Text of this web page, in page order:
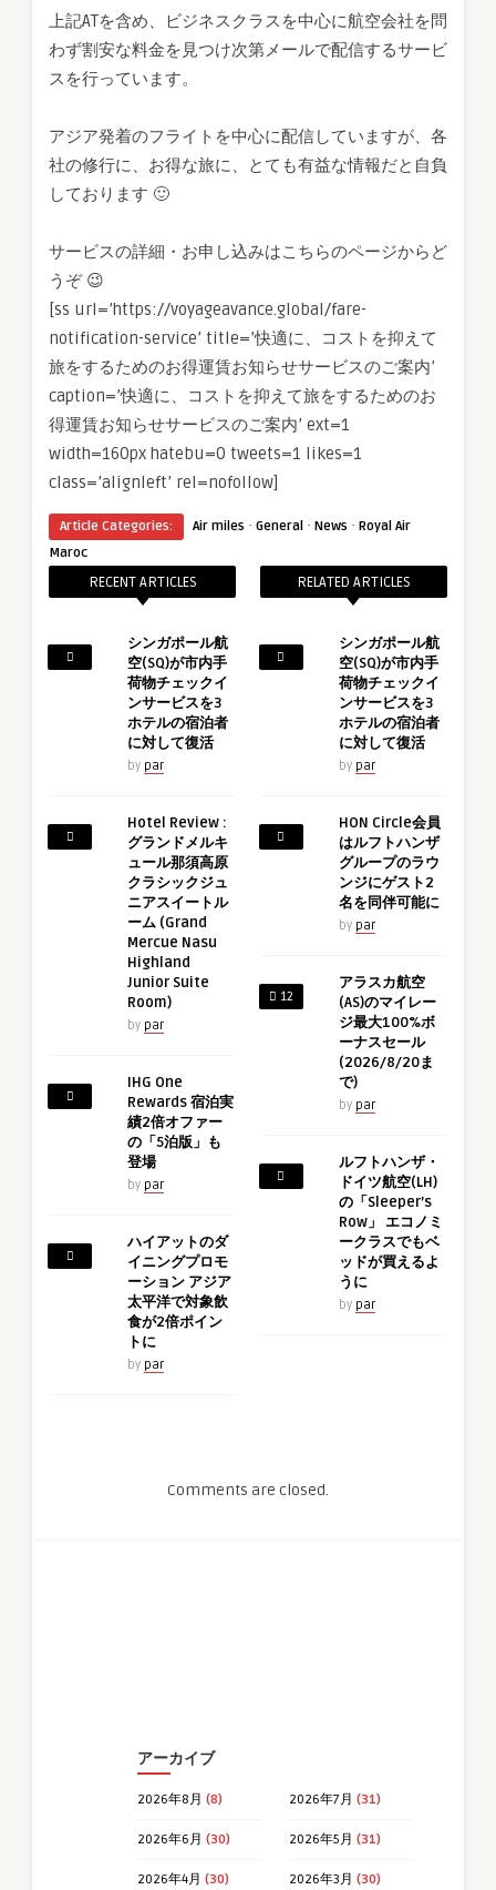
上記ATを含め、ビジネスクラスを中心に航空会社を問
わず割安な料金を見つけ次第メールで配信するサービ
スを行っています。
アジア発着のフライトを中心に配信していますが、各
社の修行に、お得な旅に、とても有益な情報だと自負
しております 🙂
サービスの詳細・お申し込みはこちらのページからど
うぞ 😉
[ss url=’https://voyageavance.global/fare-
notification-service’ title=’快適に、コストを抑えて
旅をするためのお得運賃お知らせサービスのご案内’
caption=’快適に、コストを抑えて旅をするためのお
得運賃お知らせサービスのご案内’ ext=1
width=160px hatebu=0 tweets=1 likes=1
class=’alignleft’ rel=nofollow]
Article Categories: Air miles · General · News · Royal Air
Maroc
RECENT ARTICLES
シンガポール航
空(SQ)が市内手
荷物チェックイ
ンサービスを3
ホテルの宿泊者
に対して復活
by par
Hotel Review :
グランドメルキ
ュール那須高原
クラシックジュ
ニアスイートル
ーム (Grand
Mercue Nasu
Highland
Junior Suite
Room)
by par
IHG One
Rewards 宿泊実
績2倍オファー
の「5泊版」も
登場
by par
ハイアットのダ
イニングプロモ
ーション アジア
太平洋で対象飲
食が2倍ポイン
トに
by par
RELATED ARTICLES
シンガポール航
空(SQ)が市内手
荷物チェックイ
ンサービスを3
ホテルの宿泊者
に対して復活
by par
HON Circle会員
はルフトハンザ
グループのラウ
ンジにゲスト2
名を同伴可能に
by par
12
アラスカ航空
(AS)のマイレー
ジ最大100%ボ
ーナスセール
(2026/8/20ま
で)
by par
ルフトハンザ・
ドイツ航空(LH)
の「Sleeper’s
Row」 エコノミ
ークラスでもベ
ッドが買えるよ
うに
by par
Comments are closed.
アーカイブ
2026年8月 (8) 2026年7月 (31)
2026年6月 (30) 2026年5月 (31)
2026年4月 (30) 2026年3月 (30)